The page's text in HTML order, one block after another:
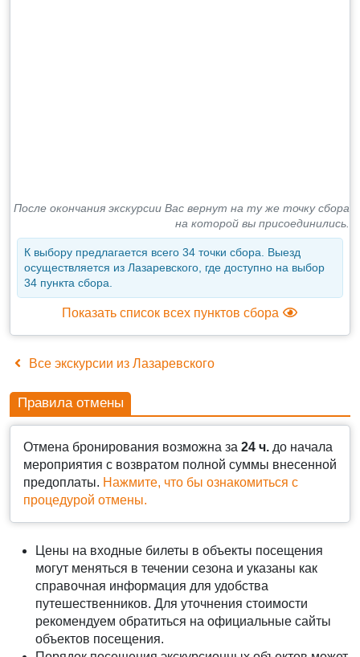
После окончания экскурсии Вас вернут на ту же точку сбора
на которой вы присоединились.
К выбору предлагается всего 34 точки сбора. Выезд
осуществляется из Лазаревского, где доступно на выбор
34 пункта сбора.
Показать список всех пунктов сбора
Все экскурсии из Лазаревского
Правила отмены
Отмена бронирования возможна за 24 ч. до начала
мероприятия с возвратом полной суммы внесенной
предоплаты. Нажмите, что бы ознакомиться с
процедурой отмены.
Цены на входные билеты в объекты посещения
могут меняться в течении сезона и указаны как
справочная информация для удобства
путешественников. Для уточнения стоимости
рекомендуем обратиться на официальные сайты
объектов посещения.
АВТО-ПЕШЕХОДНАЯ